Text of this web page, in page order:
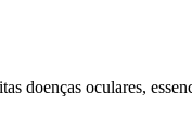
doenças oculares,